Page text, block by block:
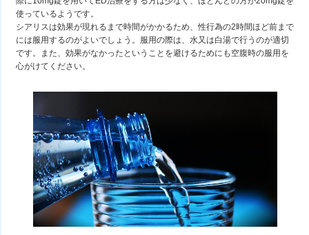
使っているようです。
シアリスは効果が現れるまで時間がかかるため、性行為の2時間ほど前まで
には服用するのがよいでしょう。服用の際は、水又は白湯で行うのが適切
です。また、効果がなかったということを避けるためにも空腹時の服用を
心がけてください。